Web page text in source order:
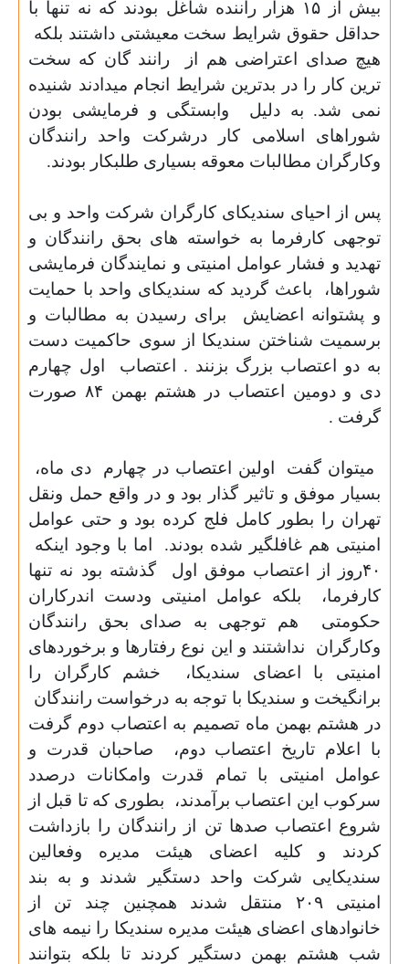
بیش از ۱۵ هزار راننده شاغل بودند که نه تنها با
حداقل حقوق شرایط سخت معیشتی داشتند بلکه
هیچ صدای اعتراضی هم‌ از
رانند گان که سخت
ترین کار را در بدترین شرایط انجام میدادند شنیده
نمی شد. به دلیل
وابستگی و فرمایشی بودن
شوراهای اسلامی کار درشرکت واحد رانندگان
وکارگران مطالبات معوقه بسیاری طلبکار بودند.
پس از احیای سندیکای کارگران شرکت واحد و بی
توجهی کارفرما به خواسته های بحق رانندگان و
تهدید و فشار عوامل امنیتی و نمایندگان فرمایشی
شوراها،
باعث گردید که سندیکای واحد با حمایت
و پشتوانه اعضایش
برای رسیدن به مطالبات و
برسمیت شناختن سندیکا از سوی حاکمیت دست
به دو اعتصاب بزرگ‌ بزنند . اعتصاب
اول چهارم
دی و دومین اعتصاب در هشتم بهمن ۸۴ صورت
گرفت .
میتوان گفت اولین اعتصاب در چهارم
دی ماه،
بسیار موفق و تاثیر گذار بود و در واقع حمل ونقل
تهران را بطور کامل فلج کرده بود و حتی عوامل
امنیتی هم غافلگیر شده بودند.
اما با وجود اینکه
۴۰روز از اعتصاب موفق اول
گذشته بود نه تنها
کارفرما،
بلکه عوامل امنیتی ودست اندرکاران
حکومتی
هم توجهی به صدای بحق رانندگان
وکارگران
نداشتند و این نوع رفتارها و برخوردهای
امنیتی با اعضای سندیکا،
خشم کارگران را
برانگیخت و سندیکا با توجه به درخواست رانندگان
در هشتم بهمن ماه تصمیم به اعتصاب دوم گرفت
با اعلام تاریخ اعتصاب دوم،
صاحبان قدرت و
عوامل امنیتی با تمام قدرت وامکانات درصدد
سرکوب این اعتصاب برآمدند،
بطوری که تا قبل از
شروع اعتصاب صدها تن از رانندگان را بازداشت
کردند و کلیه اعضای هیئت مدیره وفعالین
سندیکایی شرکت واحد دستگیر شدند و به بند
امنیتی ۲۰۹ منتقل شدند همچنین چند تن از
خانوادهای اعضای هیئت مدیره سندیکا را نیمه های
شب هشتم بهمن دستگیر کردند تا بلکه بتوانند